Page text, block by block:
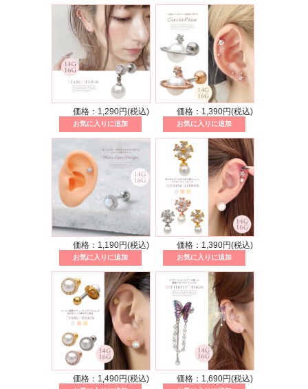
価格：1,290円(税込) 価格：1,390円(税込)
価格：1,190円(税込) 価格：1,390円(税込)
価格：1,490円(税込) 価格：1,690円(税込)